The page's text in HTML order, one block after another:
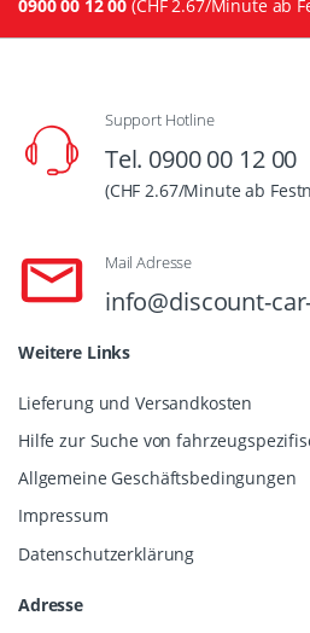
0900 00 12 00 (CHF 2.67/Minute ab
Support Hotline
Tel. 0900 00 12 00
(CHF 2.67/Minute ab
Mail Adresse
info@discount-
Weitere Links
Lieferung und Versandkosten
Hilfe zur Suche von
Allgemeine Geschäftsbedingungen
Impressum
Datenschutzerklärung
Adresse